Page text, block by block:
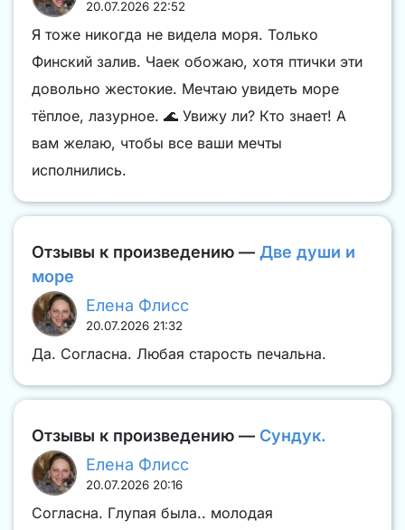
20.07.2026 22:52
Я тоже никогда не видела моря. Только
Финский залив. Чаек обожаю, хотя птички эти
довольно жестокие. Мечтаю увидеть море
тёплое, лазурное. 🌊 Увижу ли? Кто знает! А
вам желаю, чтобы все ваши мечты
исполнились.
Отзывы к произведению — Две души и
море
Елена Флисс
20.07.2026 21:32
Да. Согласна. Любая старость печальна.
Отзывы к произведению — Сундук.
Елена Флисс
20.07.2026 20:16
Согласна. Глупая была.. молодая